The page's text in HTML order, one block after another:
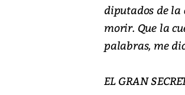
diputados de la
morir. Que la
palabras, me
EL GRAN